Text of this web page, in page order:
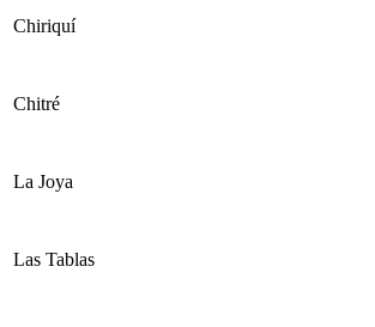
Chiriquí
Chitré
La Joya
Las Tablas